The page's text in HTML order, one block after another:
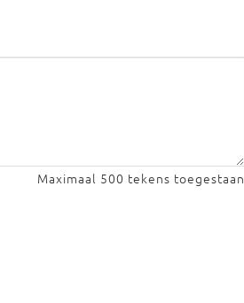
Maximaal 500 tekens toegestaan